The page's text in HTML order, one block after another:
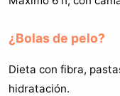
¿Bolas de pelo?
Dieta con fibra,
hidratación.